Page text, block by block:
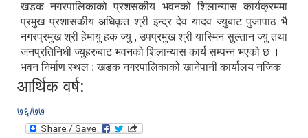
खडक नगरपालिकाको प्रशसकीय भवनको शिलान्यास कार्यक्रममा
प्रमुख प्रशासकीय अधिकृत श्री इन्द्र देव यादव ज्युबाट पुजापाठ भै
नगरप्रमुख श्री हेमायु हक ज्यु , उपप्रमुख श्री यास्मिन सुल्तान ज्यु तथा
जनप्रतिनिधी ज्युहरुबाट भवनको शिलान्यास कार्य सम्पन्न भएको छ ।
भवन निर्माण स्थल : खडक नगरपालिकाको खानेपानी कार्यालय नजिक
आर्थिक वर्ष:
७६/७७